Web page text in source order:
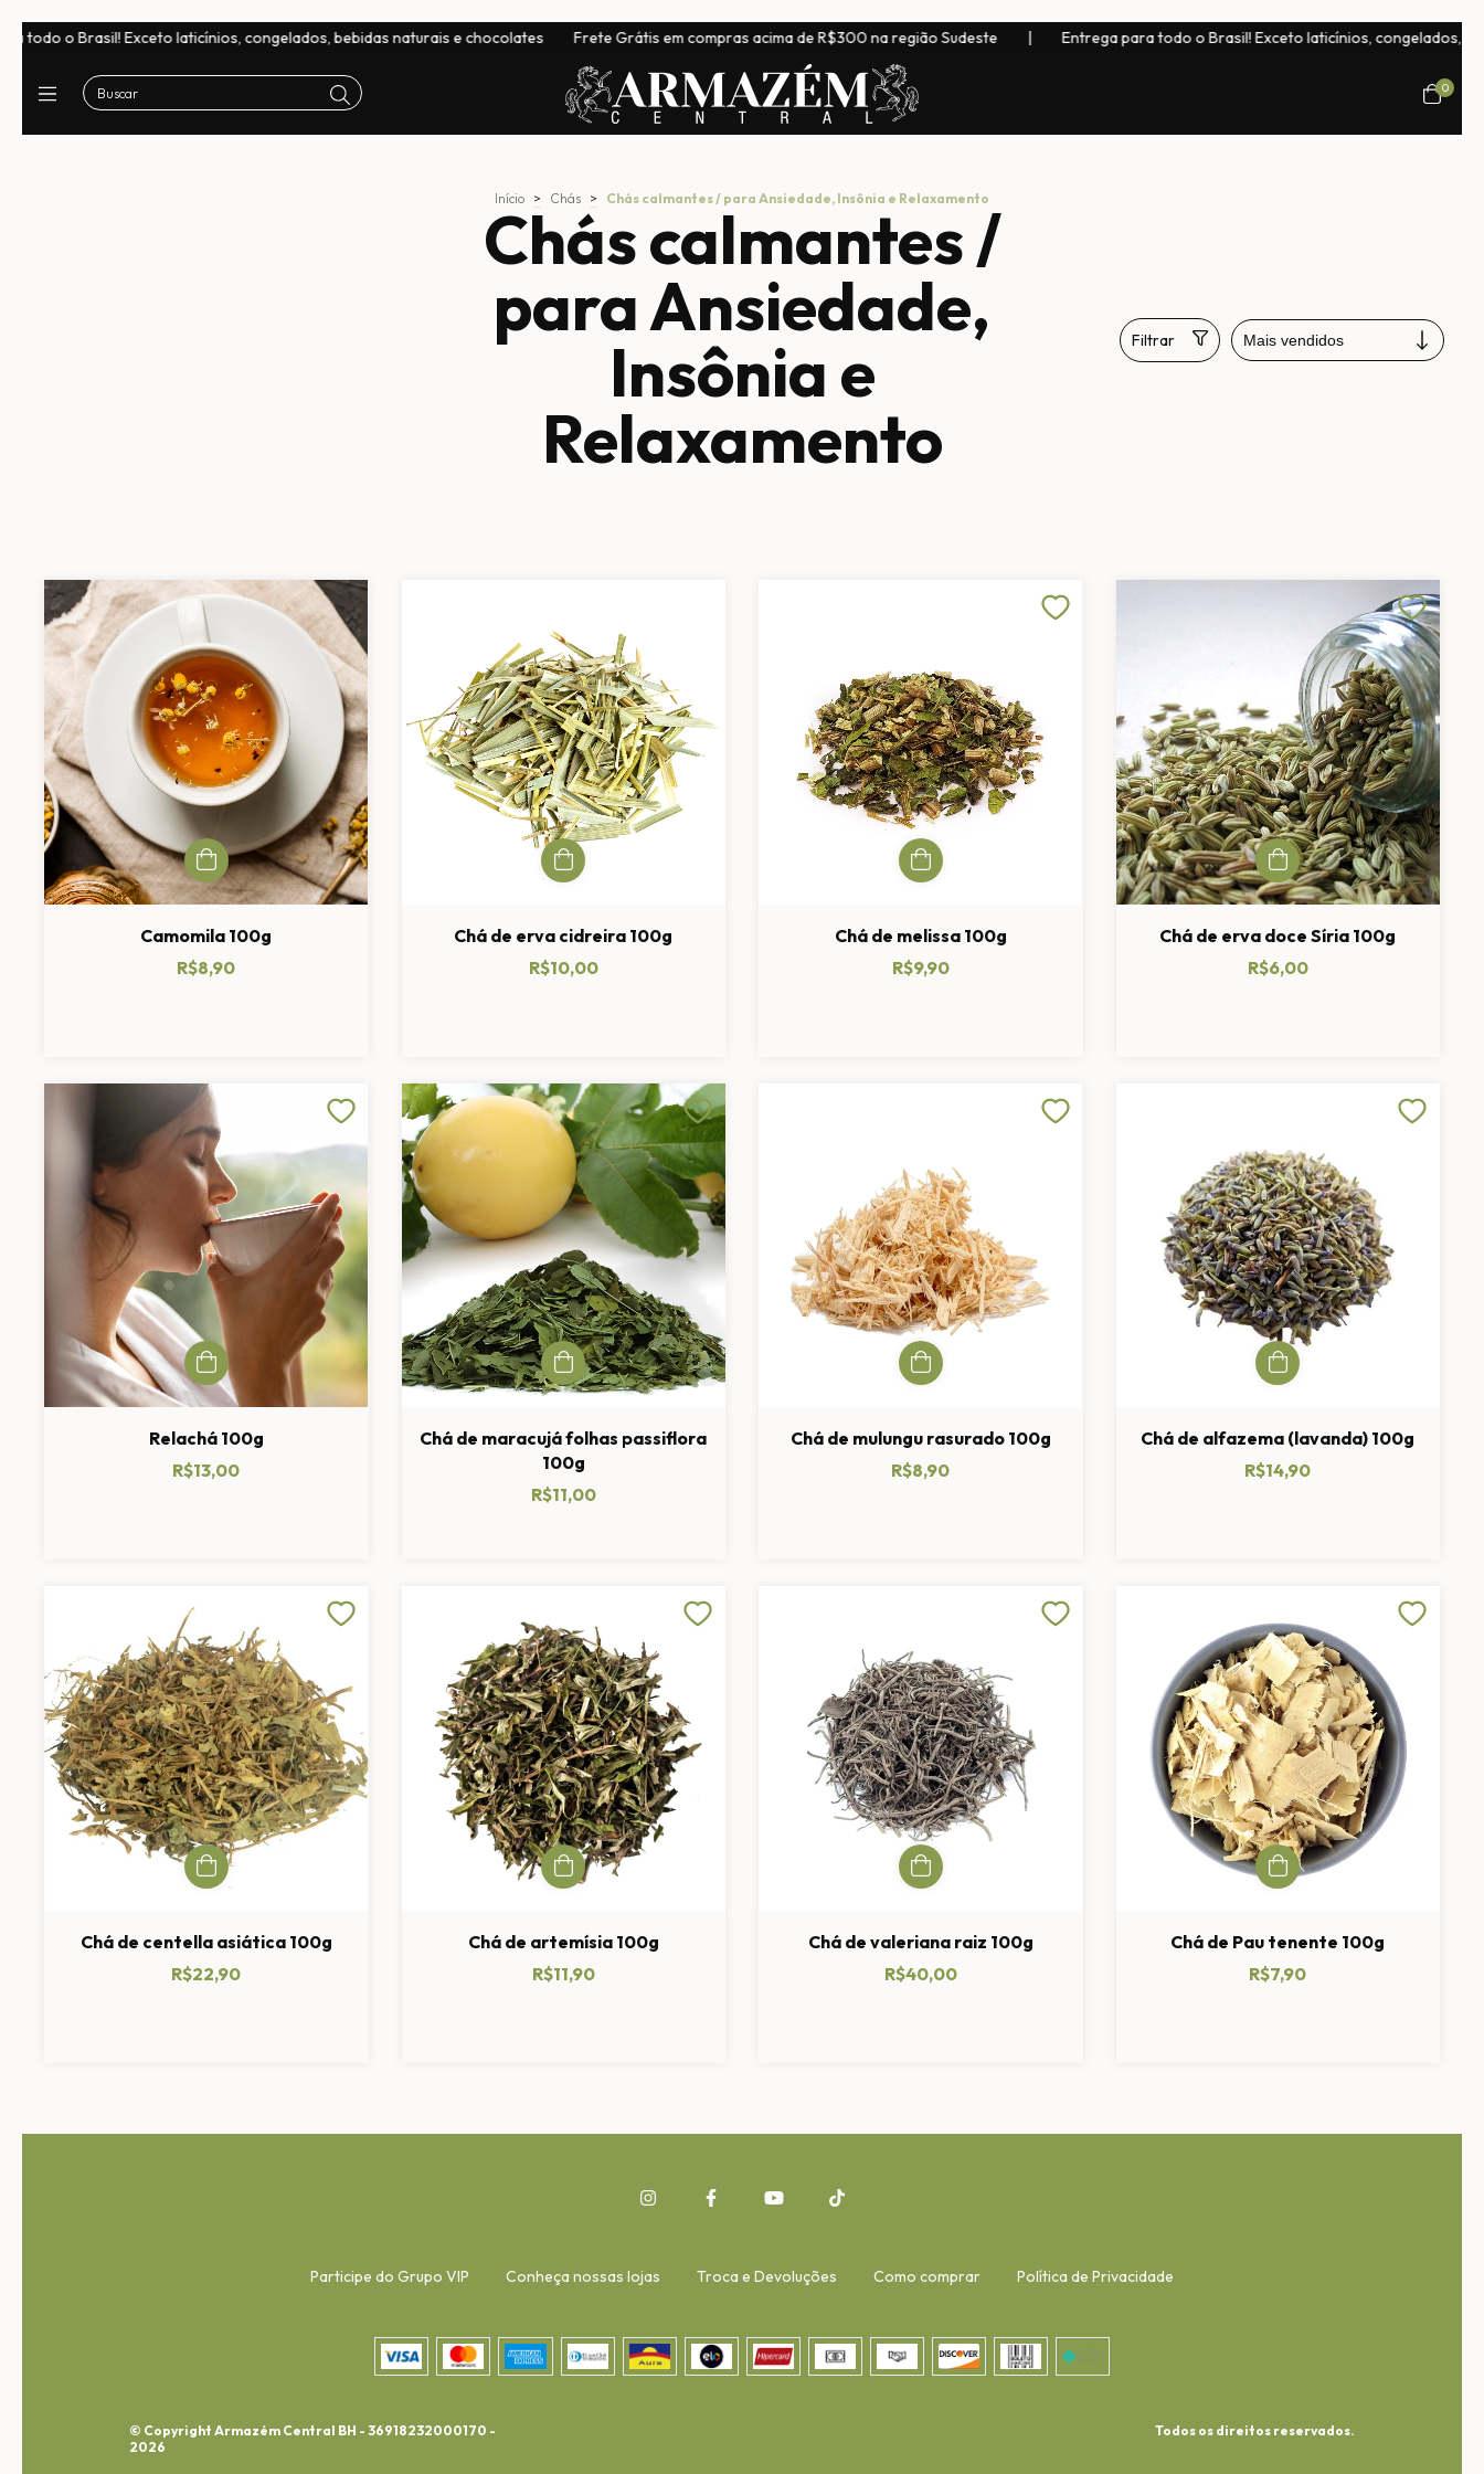
Brasil! Exceto laticínios, congelados, bebidas naturais e chocolates Frete Grátis em compras acima de R$300 na região Sudeste | Entrega para todo o Brasil! Exceto laticínios, congelados, bebidas
0
Início > Chás > Chás calmantes / para Ansiedade, Insônia e Relaxamento
Chás calmantes /
para Ansiedade,
Insônia e
Relaxamento
Filtrar
Camomila 100g
R$8,90
Chá de erva cidreira 100g
R$10,00
Chá de melissa 100g
R$9,90
Chá de erva doce Síria 100g
R$6,00
Relachá 100g
R$13,00
Chá de maracujá folhas passiflora
100g
R$11,00
Chá de mulungu rasurado 100g
R$8,90
Chá de alfazema (lavanda) 100g
R$14,90
Chá de centella asiática 100g
R$22,90
Chá de artemísia 100g
R$11,90
Chá de valeriana raiz 100g
R$40,00
Chá de Pau tenente 100g
R$7,90
Participe do Grupo VIP Conheça nossas lojas Troca e Devoluções Como comprar Política de Privacidade
© Copyright Armazém Central BH - 36918232000170 -
2026
Todos os direitos reservados.